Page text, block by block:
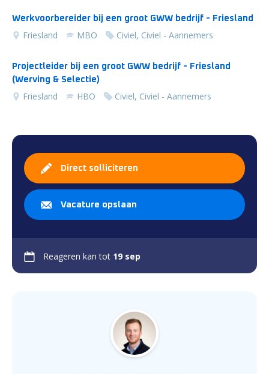
Werkvoorbereider bij een groot GWW bedrijf - Friesland
Friesland MBO Civiel, Civiel - Aannemers
Projectleider bij een groot GWW bedrijf - Friesland
(Werving & Selectie)
Friesland HBO Civiel, Civiel - Aannemers
Direct solliciteren
Vacature opslaan
Reageren kan tot 19 sep